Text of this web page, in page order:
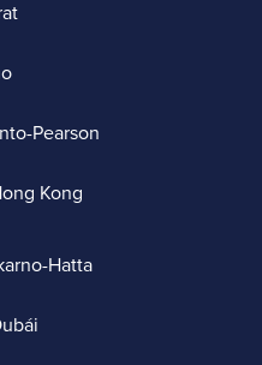
Pearson
Kong
Hatta